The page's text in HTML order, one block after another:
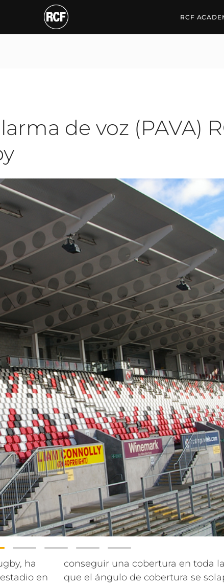
de voz (PAVA) RCF
RCF
de voz (PAVA)
ha
en
conseguir una cobertura en toda
que el ángulo de cobertura se